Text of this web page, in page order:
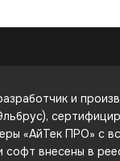
и
«АйТек ПРО» с
софт внесены в